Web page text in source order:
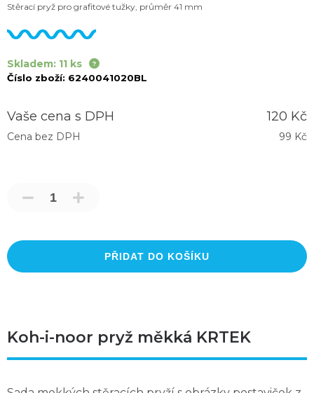
Stěrací pryž pro grafitové tužky, průměr 41 mm
Skladem: 11 ks
Číslo zboží: 6240041020BL
Vaše cena s DPH 120 Kč
Cena bez DPH 99 Kč
PŘIDAT DO KOŠÍKU
Koh-i-noor pryž měkká KRTEK